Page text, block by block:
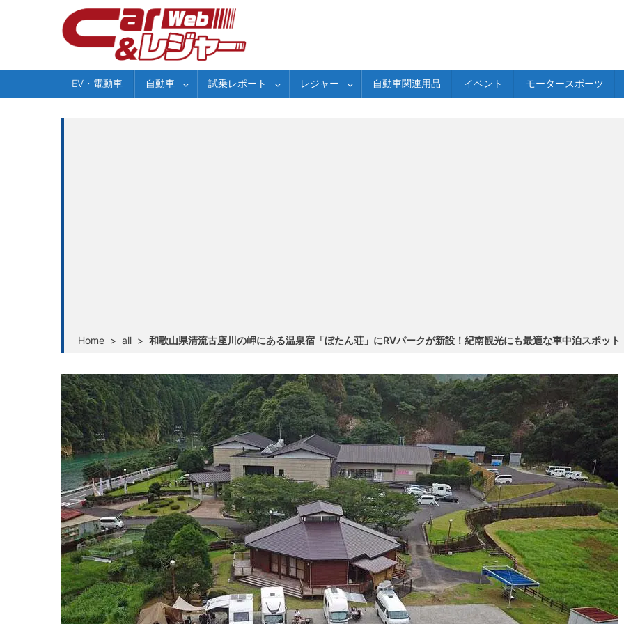
EV・電動車 自動車 試乗レポート レジャー 自動車関連用品 イベント モータースポーツ
Home > all > 和歌山県清流古座川の岬にある温泉宿「ぼたん荘」にRVパークが新設！紀南観光にも最適な車中泊スポット